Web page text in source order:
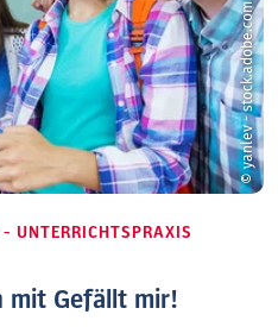
© yanlev - stock.adobe.com
UNTERRICHTSPRAXIS
mit Gefällt mir!